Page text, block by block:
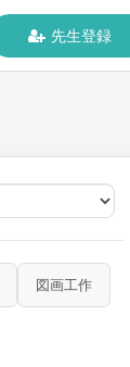
先生登録
図画工作